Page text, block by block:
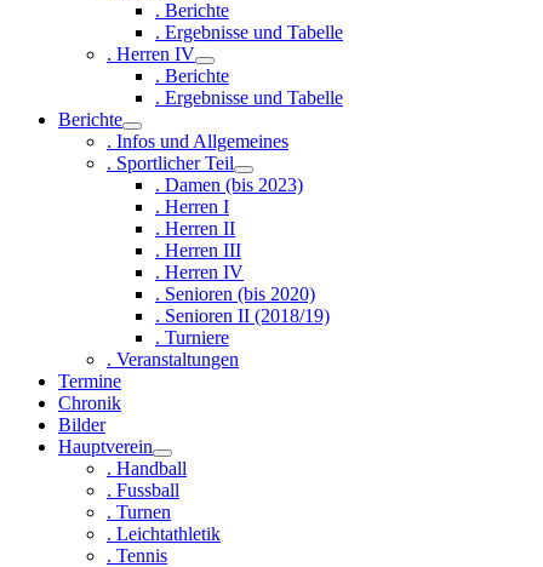
. Berichte
. Ergebnisse und Tabelle
. Herren IV
. Berichte
. Ergebnisse und Tabelle
Berichte
. Infos und Allgemeines
. Sportlicher Teil
. Damen (bis 2023)
. Herren I
. Herren II
. Herren III
. Herren IV
. Senioren (bis 2020)
. Senioren II (2018/19)
. Turniere
. Veranstaltungen
Termine
Chronik
Bilder
Hauptverein
. Handball
. Fussball
. Turnen
. Leichtathletik
. Tennis